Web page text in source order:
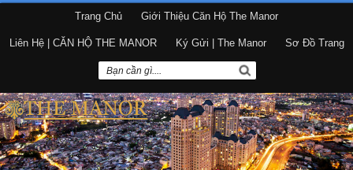
Trang Chủ Giới Thiệu Căn Hộ The Manor
Liên Hệ | CĂN HỘ THE MANOR Ký Gửi | The Manor Sơ Đồ Trang